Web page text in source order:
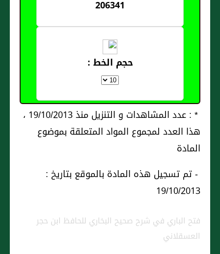
206341
حجم الخط :
* : عدد المشاهدات و التنزيل منذ 19/10/2013 ،
هذا العدد لمجموع المواد المتعلقة بموضوع
المادة
- تم تسجيل هذه المادة بالموقع بتاريخ :
19/10/2013
فتح الباري في شرح صحيح البخاري للحافظ ابن حجر
العسقلاني